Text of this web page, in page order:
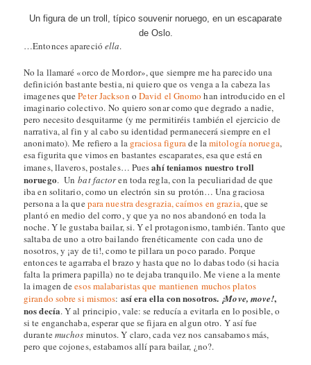
Un figura de un troll, típico souvenir noruego, en un escaparate
de Oslo.
…Entonces apareció ella.
No la llamaré «orco de Mordor», que siempre me ha parecido una
definición bastante bestia, ni quiero que os venga a la cabeza las
imagenes quePeter Jackson o David el Gnomo han introducido en el
imaginario colectivo. No quiero sonar como que degrado a nadie,
pero necesito desquitarme (y me permitiréis también el ejercicio de
narrativa, al fin y al cabo su identidad permanecerá siempre en el
anonimato). Me refiero a la graciosa figurade lamitología noruega,
esa figurita que vimos en bastantes escaparates, esa que está en
imanes, llaveros, postales… Puesahí teniamos nuestro troll
noruego. Unbat factoren toda regla, con la peculiaridad de que
iba en solitario, como un electrón sin su protón… Una graciosa
persona a la quepara nuestra desgrazia, caímos en grazia, que se
plantó en medio del corro, y que ya no nos abandonó en toda la
noche. Y le gustaba bailar, si. Y el protagonismo, también. Tanto que
saltaba de uno a otro bailando frenéticamente con cada uno de
nosotros, y ¡ay de ti!, como te pillara un poco parado. Porque
entonces te agarraba el brazo y hasta que no lo dabas todo (si hacia
falta la primera papilla) no te dejaba tranquilo. Me viene a la mente
la imagen deesos malabaristas que mantienen muchos platos
girando sobre si mismos: así era ella con nosotros. ¡Move, move!,
nos decía. Y al principio, vale: se reducía a evitarla en lo posible, o
si te enganchaba, esperar que se fijara en algun otro. Y así fue
durantemuchos minutos. Y claro, cada vez nos cansabamos más,
pero que cojones, estabamos allí para bailar, ¿no?.